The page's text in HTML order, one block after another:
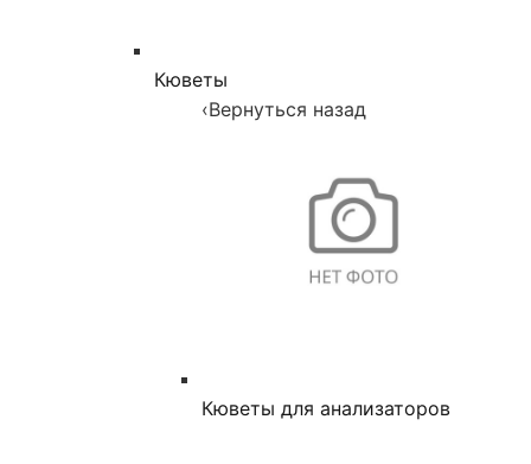
Кюветы
‹Вернуться назад
Кюветы для анализаторов